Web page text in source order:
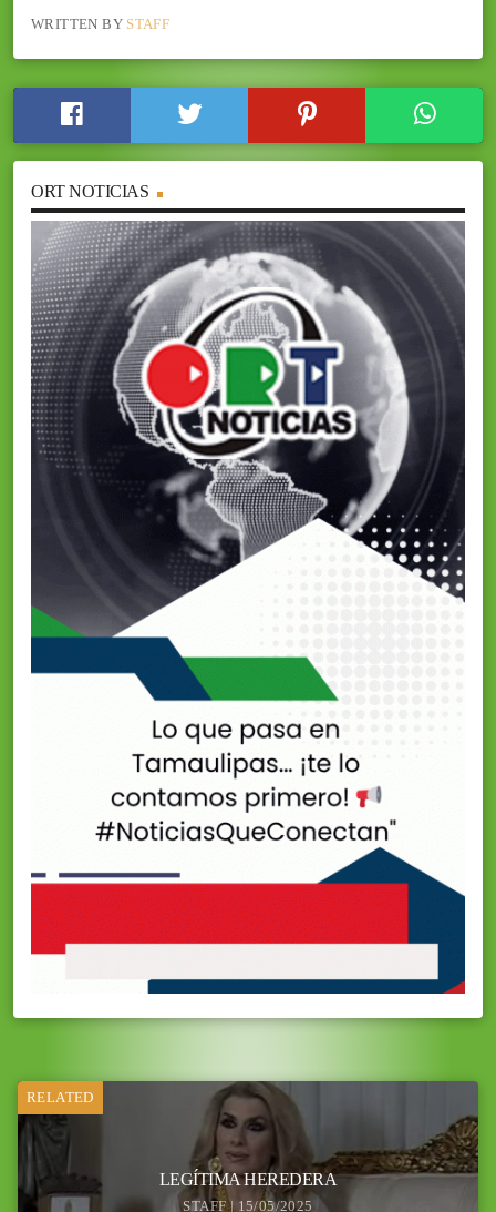
WRITTEN BY STAFF
ORT NOTICIAS
RELATED
LEGÍTIMA HEREDERA
STAFF | 15/05/2025